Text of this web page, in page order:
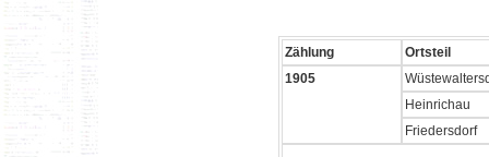
Zählung
Ortsteil
1905
Heinrichau
Friedersdorf